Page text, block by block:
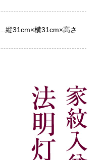
縦31cm×横31cm×高さ